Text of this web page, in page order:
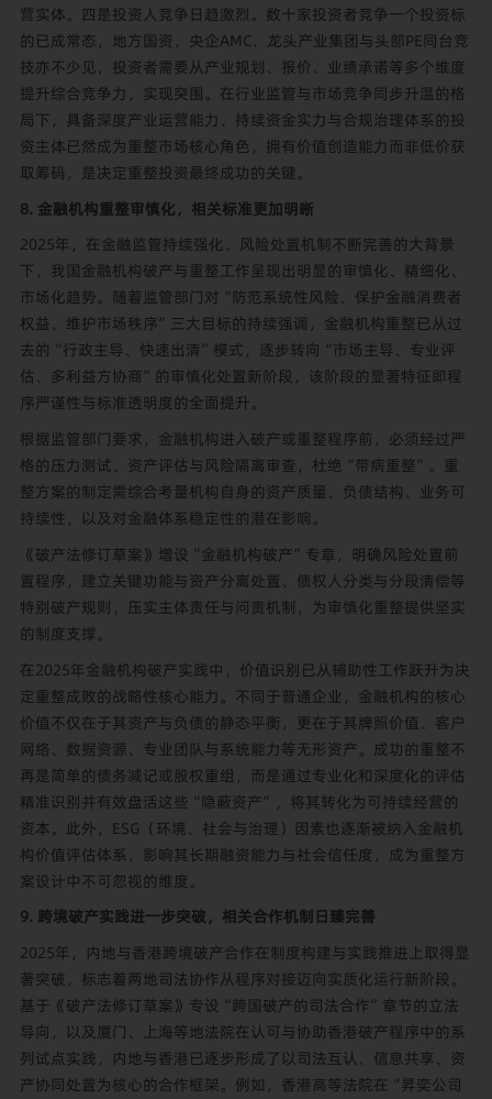
营实体。四是投资人竞争日趋激烈。数十家投资者竞争一个投资标
的已成常态，地方国资、央企AMC、龙头产业集团与头部PE同台竞
技亦不少见，投资者需要从产业规划、报价、业绩承诺等多个维度
提升综合竞争力，实现突围。在行业监管与市场竞争同步升温的格
局下，具备深度产业运营能力、持续资金实力与合规治理体系的投
资主体已然成为重整市场核心角色，拥有价值创造能力而非低价获
取筹码，是决定重整投资最终成功的关键。
8. 金融机构重整审慎化，相关标准更加明晰
2025年，在金融监管持续强化、风险处置机制不断完善的大背景
下，我国金融机构破产与重整工作呈现出明显的审慎化、精细化、
市场化趋势。随着监管部门对“防范系统性风险、保护金融消费者
权益、维护市场秩序”三大目标的持续强调，金融机构重整已从过
去的“行政主导、快速出清”模式，逐步转向“市场主导、专业评
估、多利益方协商”的审慎化处置新阶段，该阶段的显著特征即程
序严谨性与标准透明度的全面提升。
根据监管部门要求，金融机构进入破产或重整程序前，必须经过严
格的压力测试、资产评估与风险隔离审查，杜绝“带病重整”。重
整方案的制定需综合考量机构自身的资产质量、负债结构、业务可
持续性，以及对金融体系稳定性的潜在影响。
《破产法修订草案》增设“金融机构破产”专章，明确风险处置前
置程序，建立关键功能与资产分离处置、债权人分类与分段清偿等
特别破产规则，压实主体责任与问责机制，为审慎化重整提供坚实
的制度支撑。
在2025年金融机构破产实践中，价值识别已从辅助性工作跃升为决
定重整成败的战略性核心能力。不同于普通企业，金融机构的核心
价值不仅在于其资产与负债的静态平衡，更在于其牌照价值、客户
网络、数据资源、专业团队与系统能力等无形资产。成功的重整不
再是简单的债务减记或股权重组，而是通过专业化和深度化的评估
精准识别并有效盘活这些“隐蔽资产”，将其转化为可持续经营的
资本。此外，ESG（环境、社会与治理）因素也逐渐被纳入金融机
构价值评估体系，影响其长期融资能力与社会信任度，成为重整方
案设计中不可忽视的维度。
9. 跨境破产实践进一步突破，相关合作机制日臻完善
2025年，内地与香港跨境破产合作在制度构建与实践推进上取得显
著突破，标志着两地司法协作从程序对接迈向实质化运行新阶段。
基于《破产法修订草案》专设“跨国破产的司法合作”章节的立法
导向，以及厦门、上海等地法院在认可与协助香港破产程序中的系
列试点实践，内地与香港已逐步形成了以司法互认、信息共享、资
产协同处置为核心的合作框架。例如，香港高等法院在“昇奕公司